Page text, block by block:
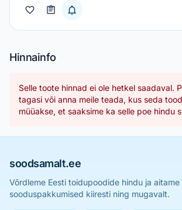
Hinnainfo
Selle toote hinnad ei ole hetkel saadaval.
tagasi või anna meile teada, kus seda
müüakse, et saaksime ka selle poe hindu
soodsamalt.ee
Võrdleme Eesti toidupoodide hindu ja
sooduspakkumised kiiresti ning mugavalt.